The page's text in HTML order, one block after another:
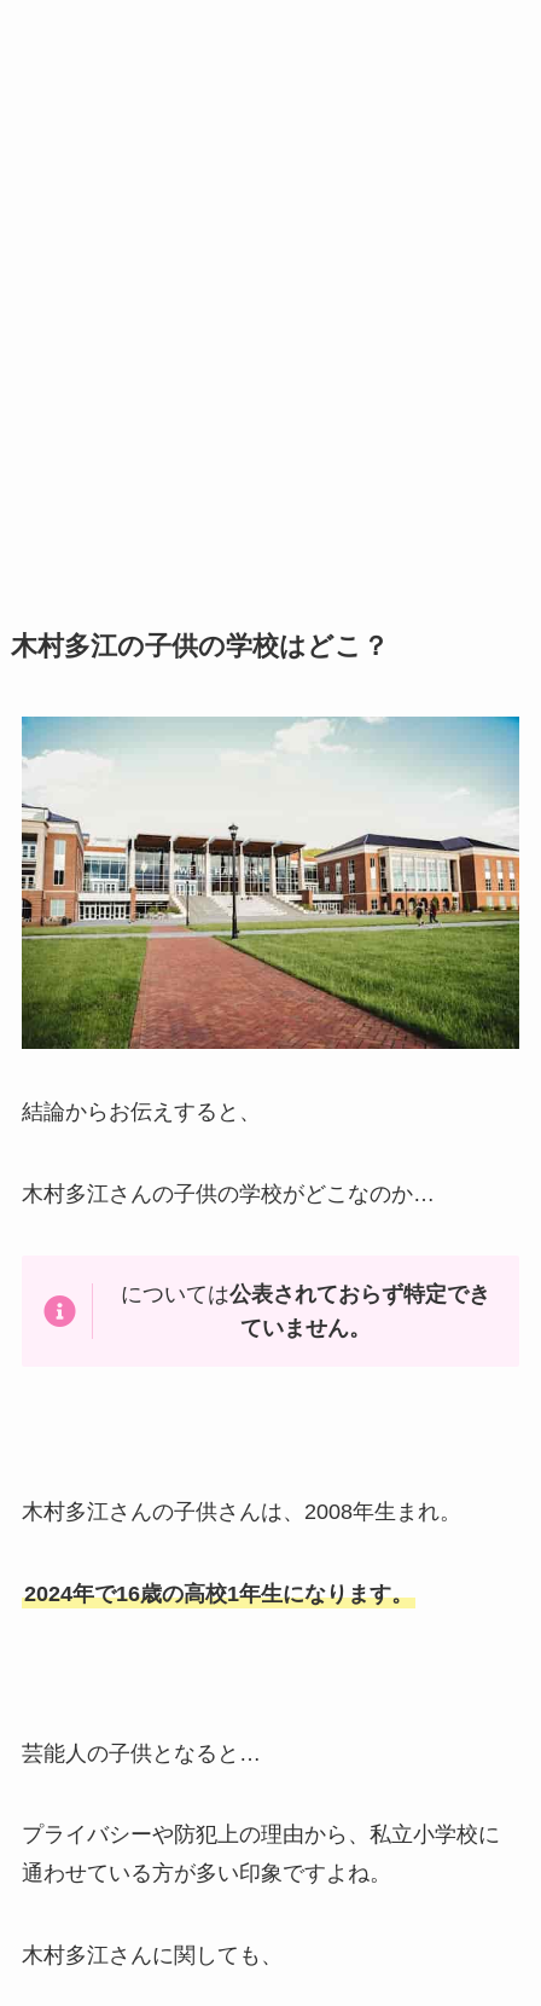
木村多江の子供の学校はどこ？
結論からお伝えすると、
木村多江さんの子供の学校がどこなのか…
については公表されておらず特定でき
ていません。
木村多江さんの子供さんは、2008年生まれ。
2024年で16歳の高校1年生になります。
芸能人の子供となると…
プライバシーや防犯上の理由から、私立小学校に
通わせている方が多い印象ですよね。
木村多江さんに関しても、